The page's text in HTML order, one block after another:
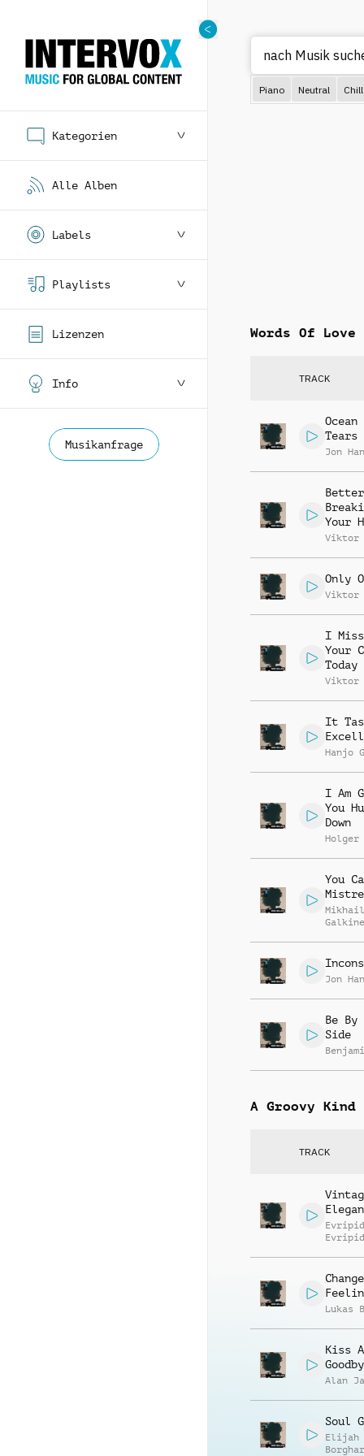
Kategorien
Alle Alben
Labels
Playlists
Lizenzen
Info
Musikanfrage
N
Piano Neutral Chill
Words Of Love
TRACK
Ocean
Tears
Jon
Your
Viktor
Only
Viktor
I
Your
Today
Viktor
It
Hanjo
I Am
You
Down
Holger
You
Mikhail
Galkine
Jon
Be By
Side
A Groovy Kind
TRACK
Lukas
Kiss
Alan
Soul
Elijah